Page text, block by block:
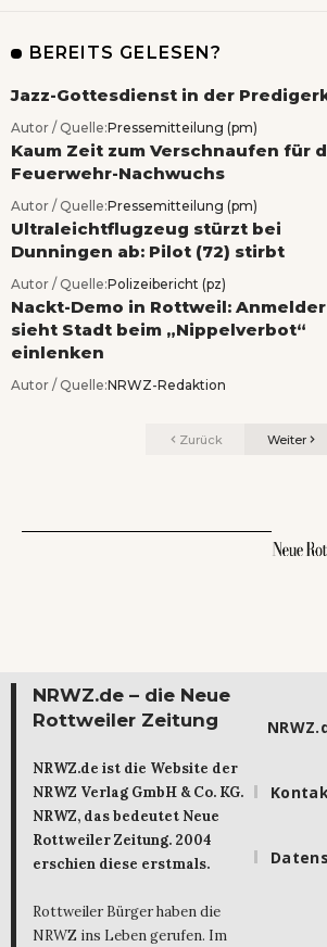
BEREITS GELESEN?
Jazz-Gottesdienst in der
Autor / Quelle:Pressemitteilung (pm)
Kaum Zeit zum Verschnaufen für
Feuerwehr-Nachwuchs
Autor / Quelle:Pressemitteilung (pm)
Ultraleichtflugzeug stürzt bei
Dunningen ab: Pilot (72) stirbt
Autor / Quelle:Polizeibericht (pz)
Nackt-Demo in Rottweil: Anmelder
sieht Stadt beim „Nippelverbot“
einlenken
Autor / Quelle:NRWZ-Redaktion
Zurück Weiter
NRWZ.de – die Neue
Rottweiler Zeitung
NRWZ.de ist die Website der
NRWZ Verlag GmbH & Co. KG.
NRWZ, das bedeutet Neue
Rottweiler Zeitung. 2004
erschien diese erstmals.
Rottweiler Bürger haben die
NRWZ ins Leben gerufen. Im